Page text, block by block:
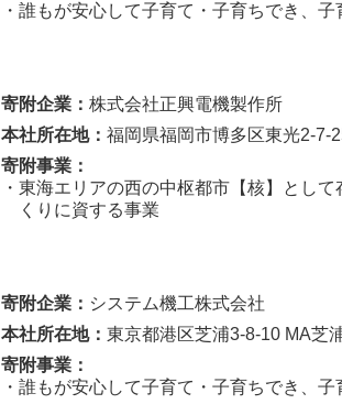
・誰もが安心して子育て・子育ちでき、
寄附企業： 株式会社正興電機製作所
本社所在地： 福岡県福岡市博多区東光2-7-
寄附事業：
・東海エリアの西の中枢都市【核】とし
くりに資する事業
寄附企業： システム機工株式会社
本社所在地： 東京都港区芝浦3-8-10 MA芝
寄附事業：
・誰もが安心して子育て・子育ちでき、